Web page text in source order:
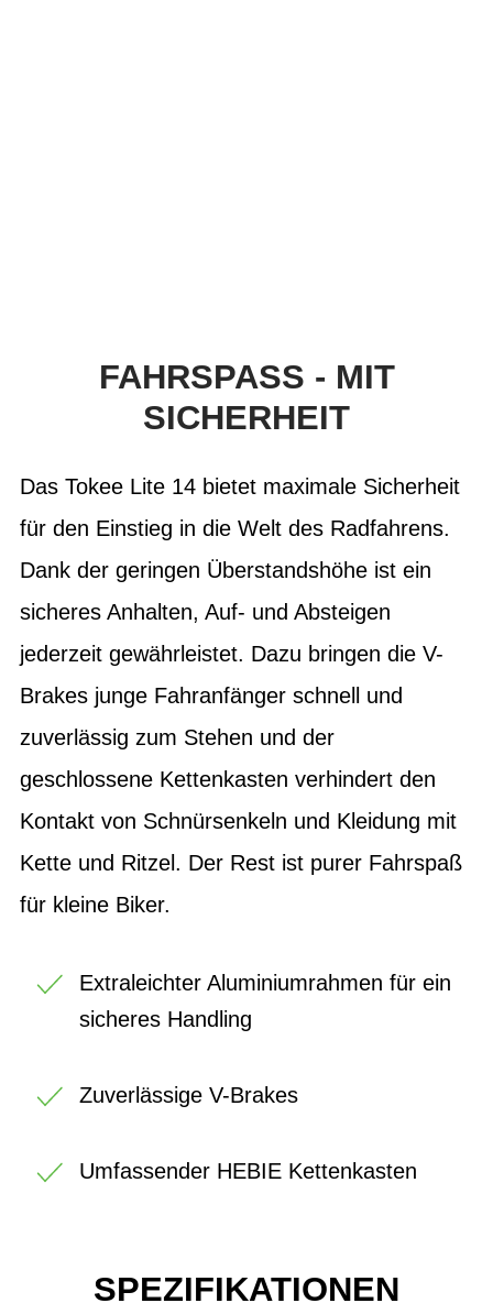
FAHRSPASS - MIT
SICHERHEIT
Das Tokee Lite 14 bietet maximale Sicherheit
für den Einstieg in die Welt des Radfahrens.
Dank der geringen Überstandshöhe ist ein
sicheres Anhalten, Auf- und Absteigen
jederzeit gewährleistet. Dazu bringen die V-
Brakes junge Fahranfänger schnell und
zuverlässig zum Stehen und der
geschlossene Kettenkasten verhindert den
Kontakt von Schnürsenkeln und Kleidung mit
Kette und Ritzel. Der Rest ist purer Fahrspaß
für kleine Biker.
Extraleichter Aluminiumrahmen für ein
sicheres Handling
Zuverlässige V-Brakes
Umfassender HEBIE Kettenkasten
SPEZIFIKATIONEN